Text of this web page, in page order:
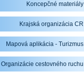
Koncepčné materiály
Krajská organizácia CR
Mapová aplikácia - Turizmus
Organizácie cestovného ruchu